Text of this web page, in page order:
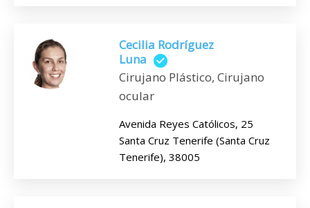
Cecilia Rodríguez
Luna
Cirujano Plástico, Cirujano
ocular
Avenida Reyes Católicos, 25
Santa Cruz Tenerife (Santa Cruz
Tenerife), 38005